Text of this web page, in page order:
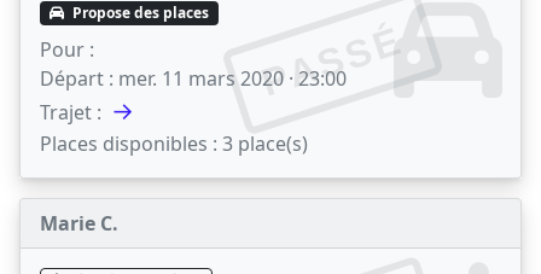
PASSÉ
Propose des places
Pour :
Départ : mer. 11 mars 2020 · 23:00
Trajet : →
Places disponibles : 3 place(s)
Marie C.